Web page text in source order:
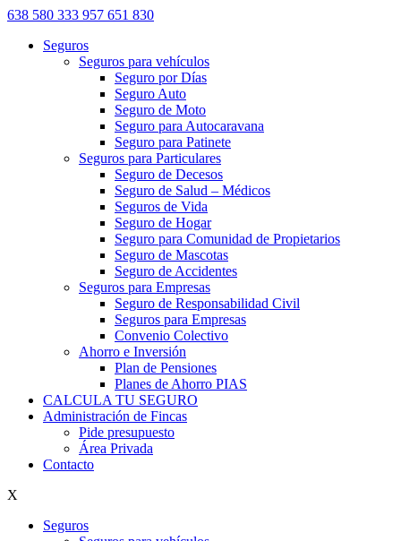
638 580 333 957 651 830
Seguros
Seguros para vehículos
Seguro por Días
Seguro Auto
Seguro de Moto
Seguro para Autocaravana
Seguro para Patinete
Seguros para Particulares
Seguro de Decesos
Seguro de Salud – Médicos
Seguros de Vida
Seguro de Hogar
Seguro para Comunidad de Propietarios
Seguro de Mascotas
Seguro de Accidentes
Seguros para Empresas
Seguro de Responsabilidad Civil
Seguros para Empresas
Convenio Colectivo
Ahorro e Inversión
Plan de Pensiones
Planes de Ahorro PIAS
CALCULA TU SEGURO
Administración de Fincas
Pide presupuesto
Área Privada
Contacto
X
Seguros